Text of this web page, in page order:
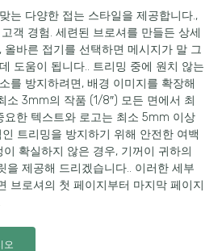
는 다양한 접는 스타일을 제공합니다.,
객 경험. 세련된 브로셔를 만들든 상세
올바른 접기를 선택하면 메시지가 말 그
도움이 됩니다.. 트리밍 중에 원치 않는
를 방지하려면, 배경 이미지를 확장해
소 3mm의 작품 (1/8″) 모든 면에서 최
요한 텍스트와 로고는 최소 5mm 이상
트리밍을 방지하기 위해 안전한 여백
확실하지 않은 경우, 기꺼이 귀하의
을 제공해 드리겠습니다.. 이러한 세부
브로셔의 첫 페이지부터 마지막 ​​페이지
오